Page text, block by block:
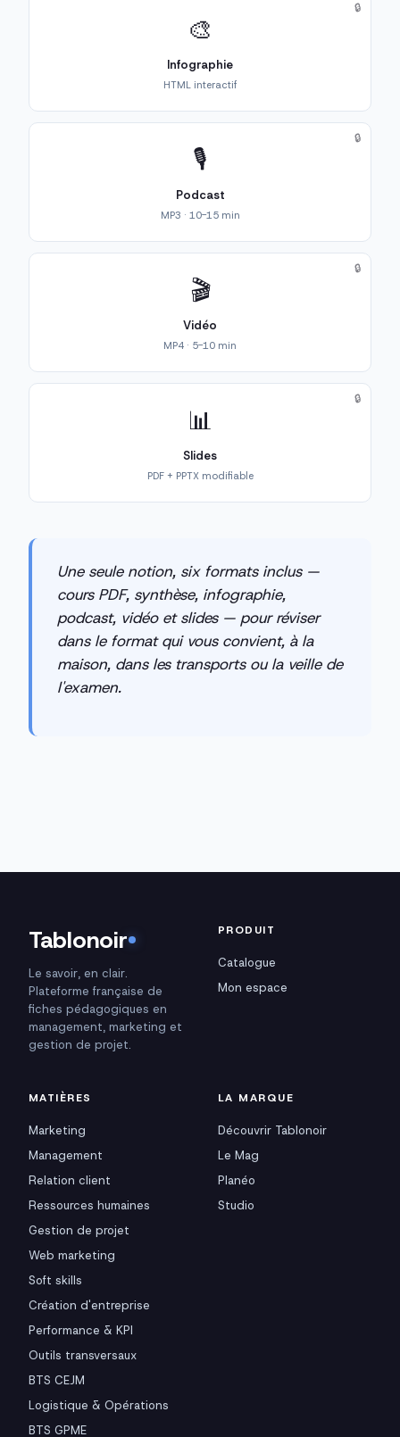
🎨
Infographie
HTML interactif
🔒
🎙️
Podcast
MP3 · 10-15 min
🔒
🎬
Vidéo
MP4 · 5-10 min
🔒
📊
Slides
PDF + PPTX modifiable
🔒
Une seule notion, six formats inclus —
cours PDF, synthèse, infographie,
podcast, vidéo et slides — pour réviser
dans le format qui vous convient, à la
maison, dans les transports ou la veille de
l'examen.
Tablonoir
Le savoir, en clair.
Plateforme française de
fiches pédagogiques en
management, marketing et
gestion de projet.
PRODUIT
Catalogue
Mon espace
MATIÈRES
Marketing
Management
Relation client
Ressources humaines
Gestion de projet
Web marketing
Soft skills
Création d'entreprise
Performance & KPI
Outils transversaux
BTS CEJM
Logistique & Opérations
BTS GPME
LA MARQUE
Découvrir Tablonoir
Le Mag
Planéo
Studio